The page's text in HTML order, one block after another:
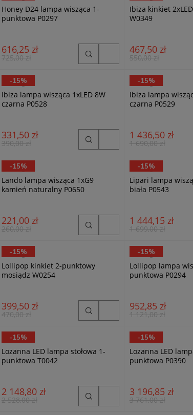
Honey D24 lampa wisząca 1-
punktowa P0297
616,25 zł
725,00 zł
Ibiza kinkiet
W0349
467,50 zł
550,00 zł
MaxLight
Ibiza lampa wisząca 1xLED 8W
czarna P0528
331,50 zł
390,00 zł
-15%
MaxLight
Ibiza lampa
czarna P0529
1 436,50 zł
1 690,00 zł
-15%
MaxLight
Lando lampa wisząca 1xG9
kamień naturalny P0650
221,00 zł
260,00 zł
-15%
MaxLight
Lipari lampa wisząca 3xLED 22W
biała P0543
1 444,15 zł
1 699,00 zł
-15%
MaxLight
Lollipop kinkiet 2-punktowy
mosiądz W0254
399,50 zł
470,00 zł
-15%
MaxLight
Lollipop lampa
punktowa P0294
952,85 zł
1 121,00 zł
-15%
MaxLight
Lozanna LED lampa stołowa 1-
punktowa T0042
2 148,80 zł
2 528,00 zł
-15%
MaxLight
Lozanna LED
punktowa P0390
3 196,85 zł
3 761,00 zł
-15%